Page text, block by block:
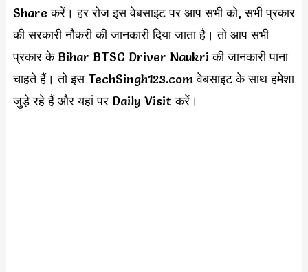
Share करें। हर रोज इस वेबसाइट पर आप सभी को, सभी प्रकार
की सरकारी नौकरी की जानकारी दिया जाता है। तो आप सभी
प्रकार के Bihar BTSC Driver Naukri की जानकारी पाना
चाहते हैं। तो इस TechSingh123.com वेबसाइट के साथ हमेशा
जुड़े रहे हैं और यहां पर Daily Visit करें।